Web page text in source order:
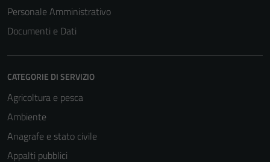
Personale Amministrativo
Documenti e Dati
CATEGORIE DI SERVIZIO
Agricoltura e pesca
Ambiente
Anagrafe e stato civile
Appalti pubblici